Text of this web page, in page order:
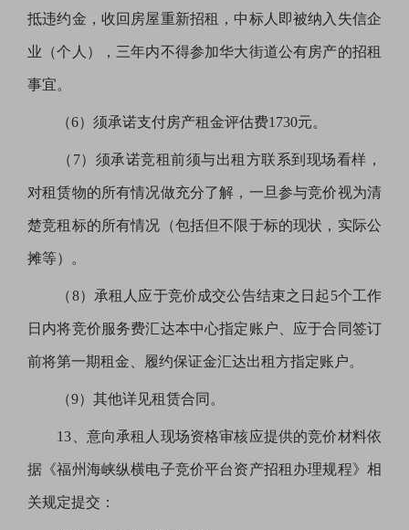
抵违约金，收回房屋重新招租，中标人即被纳入失信企
业（个人），三年内不得参加华大街道公有房产的招租
事宜。
（6）须承诺支付房产租金评估费1730元。
（ 7）须承诺竞租前须与出租方联系到现场看样，
对租赁物的所有情况做充分了解，一旦参与竞价视为清
楚竞租标的所有情况（包括但不限于标的现状，实际公
摊等）。
（8）承租人应于竞价成交公告结束之日起5个工作
日内将竞价服务费汇达本中心指定账户、应于合同签订
前将第一期租金、履约保证金汇达出租方指定账户。
（9）其他详见租赁合同。
13、意向承租人现场资格审核应提供的竞价材料依
据《福州海峡纵横电子竞价平台资产招租办理规程》相
关规定提交：